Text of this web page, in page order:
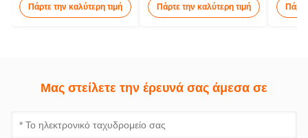
Goods Carriage
Πάρτε την καλύτερη τιμή Πάρτε την καλύτερη τιμή
Μας στείλετε την έρευνά σας άμεσα σε